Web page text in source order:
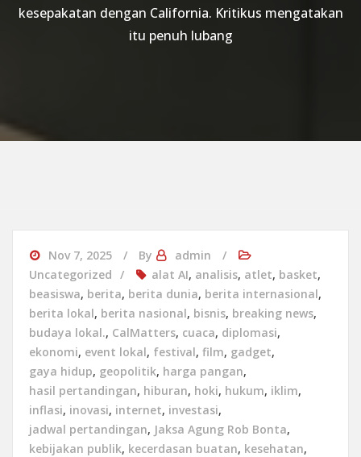
kesepakatan dengan California. Kritikus mengatakan
itu penuh lubang
Nov 7, 2025 By
admin
Uncategorized
alat AI, analisis, atlet, basket,
beasiswa, berita, berita dunia, berita internasional,
berita lokal, berita nasional, bisnis, breaking news,
budaya lokal., CalMatters, cuaca, diplomasi,
ekonomi, event lokal, festival, film, gadget,
gaya hidup, geopolitik, harga pangan,
hasil pertandingan, hiburan, hoki, hukum, iklim,
inflasi, inovasi, internet, investasi,
jadwal pertandingan, Jaksa Agung Rob Bonta,
kebijakan publik, kecerdasan buatan, kesehatan,